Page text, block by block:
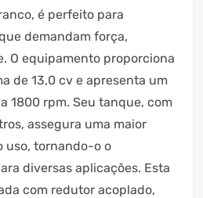
é perfeito para
demandam força,
O equipamento proporciona
de 13,0 cv e apresenta um
1800 rpm. Seu tanque, com
assegura uma maior
uso, tornando-o o
diversas aplicações. Esta
com redutor acoplado,